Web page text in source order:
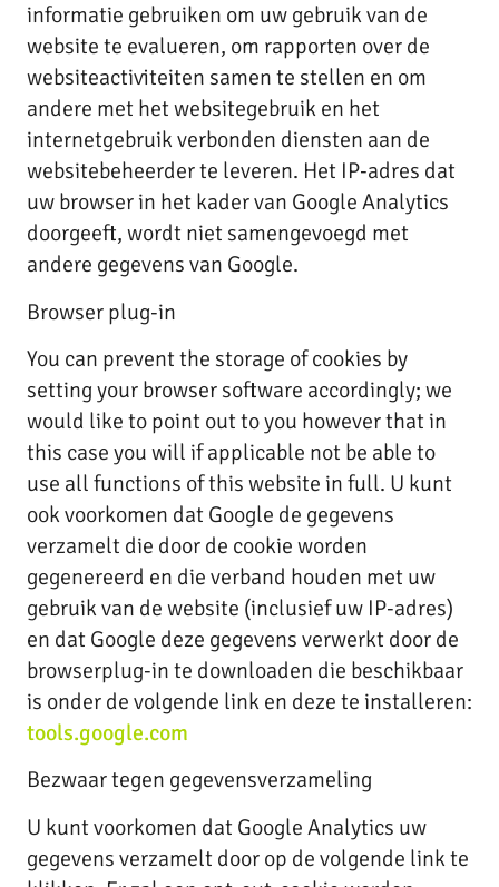
informatie gebruiken om uw gebruik van de
website te evalueren, om rapporten over de
websiteactiviteiten samen te stellen en om
andere met het websitegebruik en het
internetgebruik verbonden diensten aan de
websitebeheerder te leveren. Het IP-adres dat
uw browser in het kader van Google Analytics
doorgeeft, wordt niet samengevoegd met
andere gegevens van Google.
Browser plug-in
You can prevent the storage of cookies by
setting your browser software accordingly; we
would like to point out to you however that in
this case you will if applicable not be able to
use all functions of this website in full. U kunt
ook voorkomen dat Google de gegevens
verzamelt die door de cookie worden
gegenereerd en die verband houden met uw
gebruik van de website (inclusief uw IP-adres)
en dat Google deze gegevens verwerkt door de
browserplug-in te downloaden die beschikbaar
is onder de volgende link en deze te installeren:
tools.google.com
Bezwaar tegen gegevensverzameling
U kunt voorkomen dat Google Analytics uw
gegevens verzamelt door op de volgende link te